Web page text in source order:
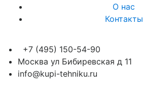
О нас
Контакты
+7 (495) 150-54-90
Москва ул Бибиревская д 11
info@kupi-tehniku.ru